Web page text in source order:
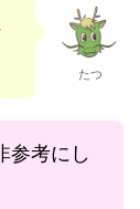
たつ
参考にし